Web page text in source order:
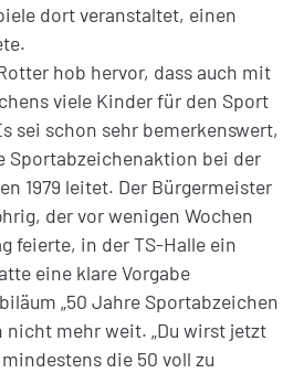
dort veranstaltet, einen
hob hervor, dass auch mit
viele Kinder für den Sport
sei schon sehr bemerkenswert,
Sportabzeichenaktion bei der
1979 leitet. Der Bürgermeister
der vor wenigen Wochen
feierte, in der TS-Halle ein
eine klare Vorgabe
„50 Jahre Sportabzeichen
nicht mehr weit. „Du wirst jetzt
die 50 voll zu